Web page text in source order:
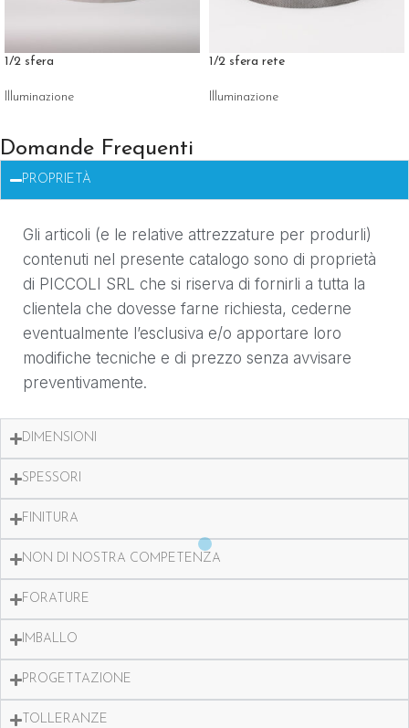
1/2 sfera
Illuminazione
1/2 sfera rete
Illuminazione
Domande Frequenti
PROPRIETÀ
Gli articoli (e le relative attrezzature per produrli)
contenuti nel presente catalogo sono di proprietà
di PICCOLI SRL che si riserva di fornirli a tutta la
clientela che dovesse farne richiesta, cederne
eventualmente l’esclusiva e/o apportare loro
modifiche tecniche e di prezzo senza avvisare
preventivamente.
DIMENSIONI
SPESSORI
FINITURA
NON DI NOSTRA COMPETENZA
FORATURE
IMBALLO
PROGETTAZIONE
TOLLERANZE